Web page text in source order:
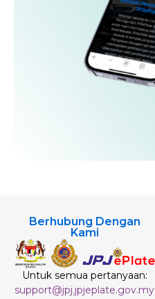
Berhubung Dengan
Kami
Untuk semua pertanyaan:
support@jpj.jpjeplate.gov.my